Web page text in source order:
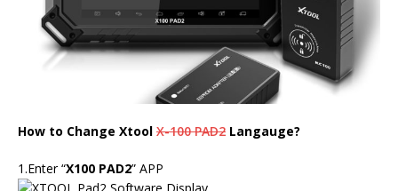
How to Change Xtool X-100 PAD2 Langauge?
1.Enter “X100 PAD2” APP